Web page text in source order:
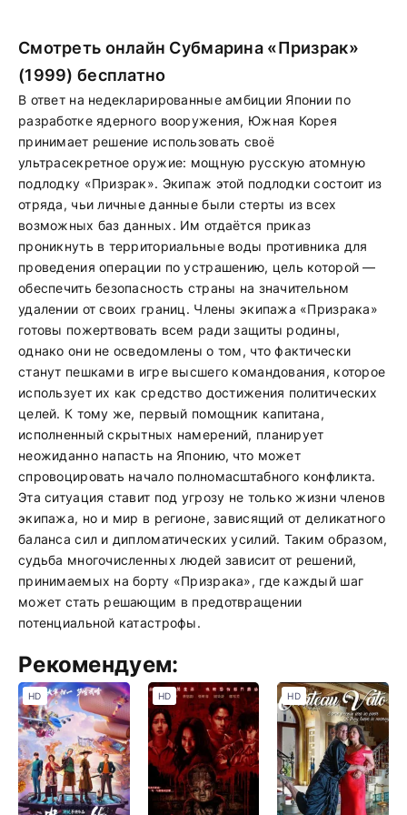
Смотреть онлайн Субмарина «Призрак»
(1999) бесплатно
В ответ на недекларированные амбиции Японии по
разработке ядерного вооружения, Южная Корея
принимает решение использовать своё
ультрасекретное оружие: мощную русскую атомную
подлодку «Призрак». Экипаж этой подлодки состоит из
отряда, чьи личные данные были стерты из всех
возможных баз данных. Им отдаётся приказ
проникнуть в территориальные воды противника для
проведения операции по устрашению, цель которой —
обеспечить безопасность страны на значительном
удалении от своих границ. Члены экипажа «Призрака»
готовы пожертвовать всем ради защиты родины,
однако они не осведомлены о том, что фактически
станут пешками в игре высшего командования, которое
использует их как средство достижения политических
целей. К тому же, первый помощник капитана,
исполненный скрытных намерений, планирует
неожиданно напасть на Японию, что может
спровоцировать начало полномасштабного конфликта.
Эта ситуация ставит под угрозу не только жизни членов
экипажа, но и мир в регионе, зависящий от деликатного
баланса сил и дипломатических усилий. Таким образом,
судьба многочисленных людей зависит от решений,
принимаемых на борту «Призрака», где каждый шаг
может стать решающим в предотвращении
потенциальной катастрофы.
Рекомендуем:
HD HD HD